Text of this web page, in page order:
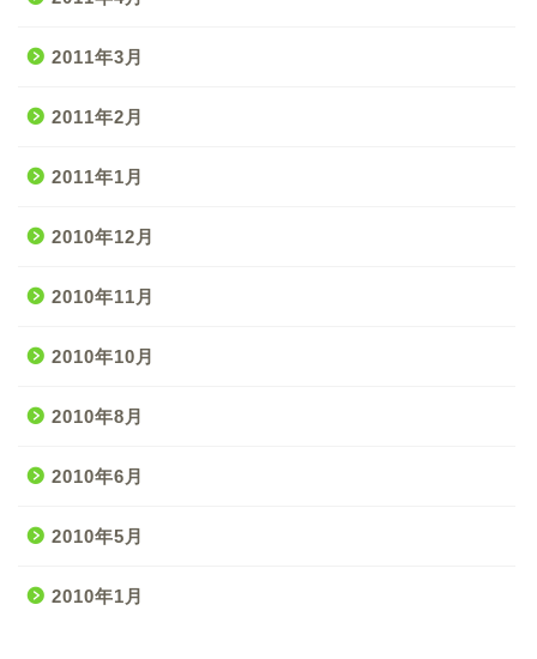
2011年3月
2011年2月
2011年1月
2010年12月
2010年11月
2010年10月
2010年8月
2010年6月
2010年5月
2010年1月